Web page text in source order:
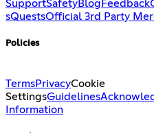
SupportSafetyBlog Feedback
sQuestsOfficial 3rd Party
Policies
TermsPrivacyCookie
SettingsGuidelines
Information